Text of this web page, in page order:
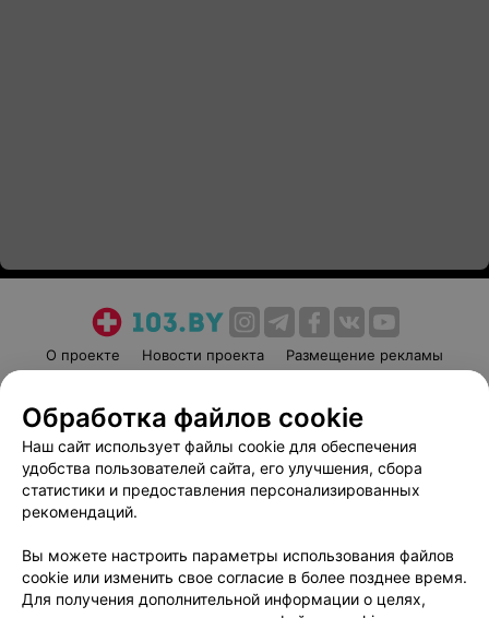
О проекте Новости проекта
Размещение рекламы
Пользовательское соглашение
Способы оплаты
Вакансии
Партнеры
Написать руководителю 103.by
Обработка персональных данных
Обработка файлов cookie
Наш сайт использует файлы cookie для обеспечения
удобства пользователей сайта, его улучшения, сбора
статистики и предоставления персонализированных
рекомендаций.
Вы можете настроить параметры использования файлов
cookie или изменить свое согласие в более позднее время.
Для получения дополнительной информации о целях,